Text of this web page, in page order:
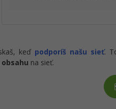
keď podporíš našu sieť.
na sieť.